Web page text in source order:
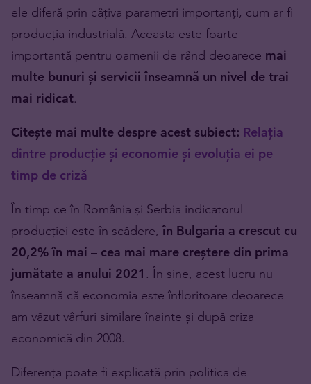
ele diferă prin câțiva parametri importanți, cum ar fi
producția industrială. Aceasta este foarte
importantă pentru oamenii de rând deoarece mai
multe bunuri și servicii înseamnă un nivel de trai
mai ridicat.
Citește mai multe despre acest subiect: Relația
dintre producție și economie și evoluția ei pe
timp de criză
În timp ce în România și Serbia indicatorul
producției este în scădere,în Bulgaria a crescut cu
20,2% în mai – cea mai mare creștere din prima
jumătate a anului 2021 . În sine, acest lucru nu
înseamnă că economia este înfloritoare deoarece
am văzut vârfuri similare înainte și după criza
economică din 2008.
Diferența poate fi explicată prin politica de